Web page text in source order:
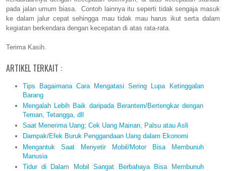
pada jalan umum biasa. Contoh lainnya itu seperti tidak sengaja masuk
ke dalam jalur cepat sehingga mau tidak mau harus ikut serta dalam
kegiatan berkendara dengan kecepatan di atas rata-rata.
Terima Kasih.
ARTIKEL TERKAIT :
Tips Bagaimana Cara Mengatasi Sering Lupa Ketinggalan
Barang
Mengalah Lebih Baik daripada Berantem/Bertengkar dengan
Teman, Tetangga, dll
Saat Menerima Uang; Cek Uang Mainan, Palsu atau Asli
Dampak/Efek Buruk Penggandaan Uang dalam Ekonomi
Mengantuk Saat Menyetir Mobil/Motor Bisa Membunuh
Manusia
Tidur di Dalam Mobil Sangat Berbahaya Bisa Membunuh